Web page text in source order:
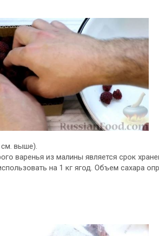
см. выше).
варенья из малины является срок
на 1 кг ягод. Объем сахара